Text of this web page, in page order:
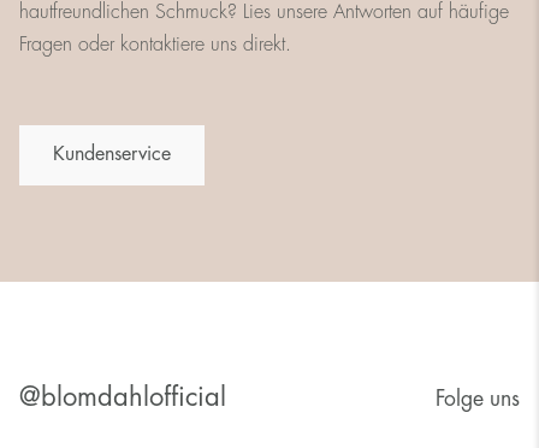
hautfreundlichen Schmuck? Lies unsere Antworten auf häufige
Fragen oder kontaktiere uns direkt.
Kundenservice
@blomdahlofficial Folge uns